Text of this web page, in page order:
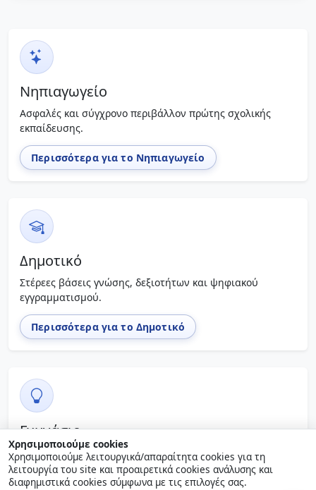
Νηπιαγωγείο
Ασφαλές και σύγχρονο περιβάλλον πρώτης σχολικής
εκπαίδευσης.
Περισσότερα για το Νηπιαγωγείο
Δημοτικό
Στέρεες βάσεις γνώσης, δεξιοτήτων και ψηφιακού
εγγραμματισμού.
Περισσότερα για το Δημοτικό
Γυμνάσιο
Αυτονομία, κριτική σκέψη, συνεργασία και καινοτομία.
Περισσότερα για το Γυμνάσιο
Χρησιμοποιούμε cookies
Χρησιμοποιούμε λειτουργικά/απαραίτητα cookies για τη
λειτουργία του site και προαιρετικά cookies ανάλυσης και
διαφημιστικά cookies σύμφωνα με τις επιλογές σας.